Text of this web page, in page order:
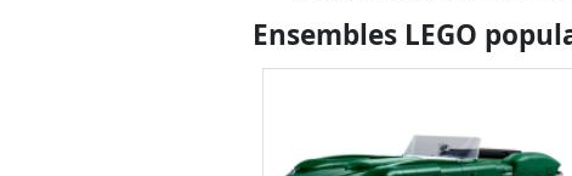
Ensembles LEGO